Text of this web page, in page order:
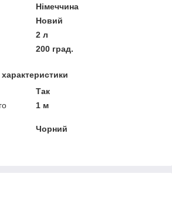
Німеччина
Новий
2 л
200 град.
характеристики
Так
1 м
Чорний